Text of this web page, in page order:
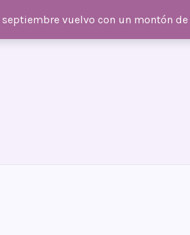
septiembre vuelvo con un montón